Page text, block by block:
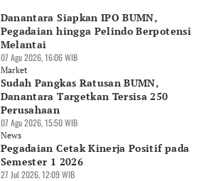
Danantara Siapkan IPO BUMN,
Pegadaian hingga Pelindo Berpotensi
Melantai
07 Agu 2026, 16:06 WIB
Market
Sudah Pangkas Ratusan BUMN,
Danantara Targetkan Tersisa 250
Perusahaan
07 Agu 2026, 15:50 WIB
News
Pegadaian Cetak Kinerja Positif pada
Semester 1 2026
27 Jul 2026, 12:09 WIB